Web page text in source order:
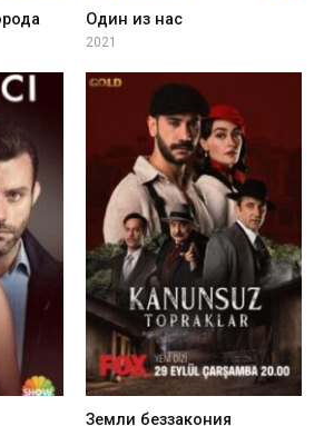
Один из нас
2021
Земли беззакония